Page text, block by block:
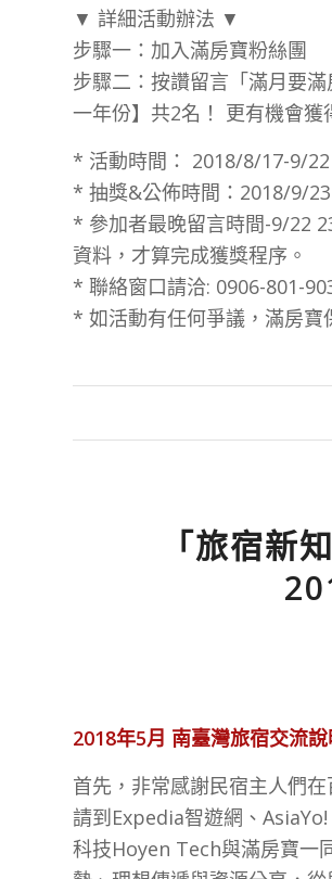
▼ 詳細活動辦法 ▼
步驟一：加入滿房寶粉絲團
步驟二：按讚留言「滿月要
一年份】共2名！ 更有機會獲
* 活動時間： 2018/8/17-9/
* 抽獎&公佈時間：2018/9/
* 參加者最晚留言時間-9/22
資料，才算完成獲獎程序。
* 聯絡窗口請洽: 0906-801-
* 如活動有任何爭議，滿房寶
「旅宿新
2018年5月 南臺灣旅宿交流
首先，非常感謝民宿主人們
請到Expedia智遊網、
科技Hoyen Tech與滿房寶一